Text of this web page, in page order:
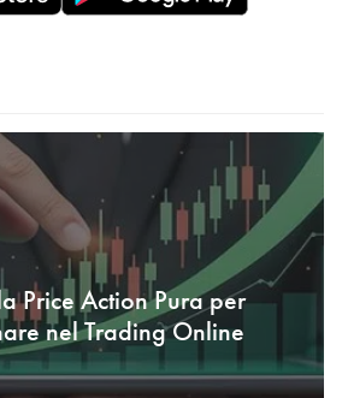
Price Action Pura per
nel Trading Online